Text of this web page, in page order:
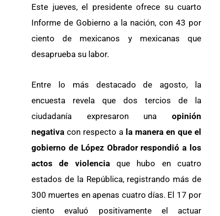
Este jueves, el presidente ofrece su cuarto
Informe de Gobierno a la nación, con 43 por
ciento de mexicanos y mexicanas que
desaprueba su labor.
Entre lo más destacado de agosto, la
encuesta revela que dos tercios de la
ciudadanía expresaron una opinión
negativa con respecto a la manera en que el
gobierno de López Obrador respondió a los
actos de violencia que hubo en cuatro
estados de la República, registrando más de
300 muertes en apenas cuatro días. El 17 por
ciento evaluó positivamente el actuar